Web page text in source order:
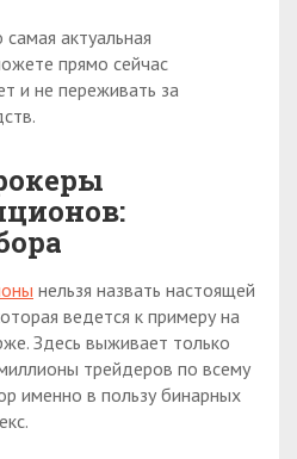
актуальная
прямо сейчас
и не переживать за
нельзя назвать настоящей
ведется к примеру на
Здесь выживает только
трейдеров по всему
именно в пользу бинарных